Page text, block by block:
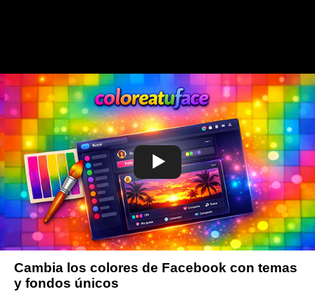
Cambia los colores de Facebook con temas
y fondos únicos